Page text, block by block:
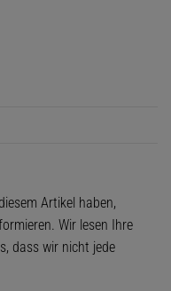
Artikel haben,
Wir lesen Ihre
dass wir nicht jede